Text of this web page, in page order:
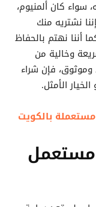
كان ألمنيوم،
نشتريه منك
أننا نهتم بالحفاظ
وخالية من
فإن شراء
الأمثل.
بالكويت
مستعمل